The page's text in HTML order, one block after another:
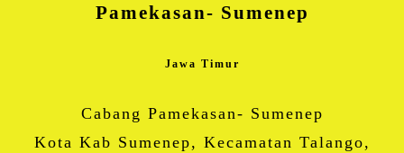
Pamekasan- Sumenep
Jawa Timur
Cabang Pamekasan- Sumenep
Kota Kab Sumenep, Kecamatan Talango,